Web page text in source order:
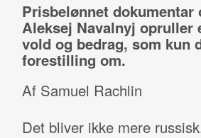
Prisbelønnet
Aleksej Navalnyj opruller
vold og bedrag, som kun
forestilling om.
Af Samuel Rachlin
Det bliver ikke mere